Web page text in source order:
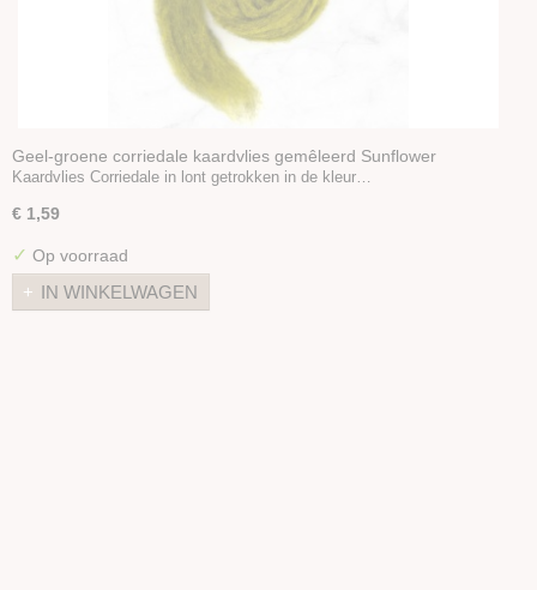
Kaardvlies Naturel
Geel-groene corriedale kaardvlies gemêleerd Sunflower
Kaardvlies Corriedale in lont getrokken in de kleur…
€ 1,59
✓ Op voorraad
IN WINKELWAGEN